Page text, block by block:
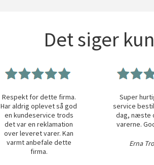
Det siger
Respekt for dette firma.
Har aldrig oplevet så god
en kundeservice trods
det var en reklamation
over leveret varer. Kan
varmt anbefale dette
firma.
Super
service
dag, næste
varerne.
Erna